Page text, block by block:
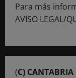
Para más
AVISO LEGAL/
(C)